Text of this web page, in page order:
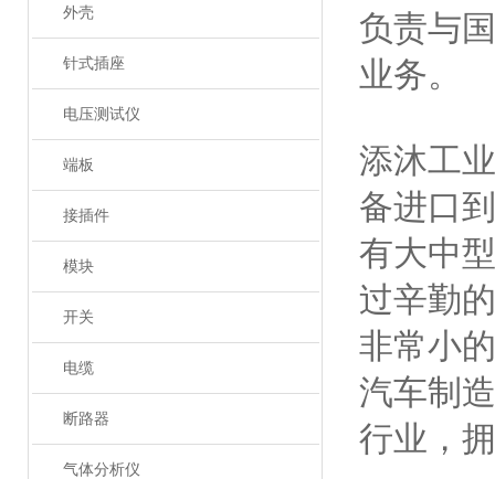
外壳
针式插座
电压测试仪
端板
接插件
模块
开关
电缆
断路器
气体分析仪
负责与
业务。
添沐工
备进口
有大中
过辛勤
非常小
汽车制
行业，